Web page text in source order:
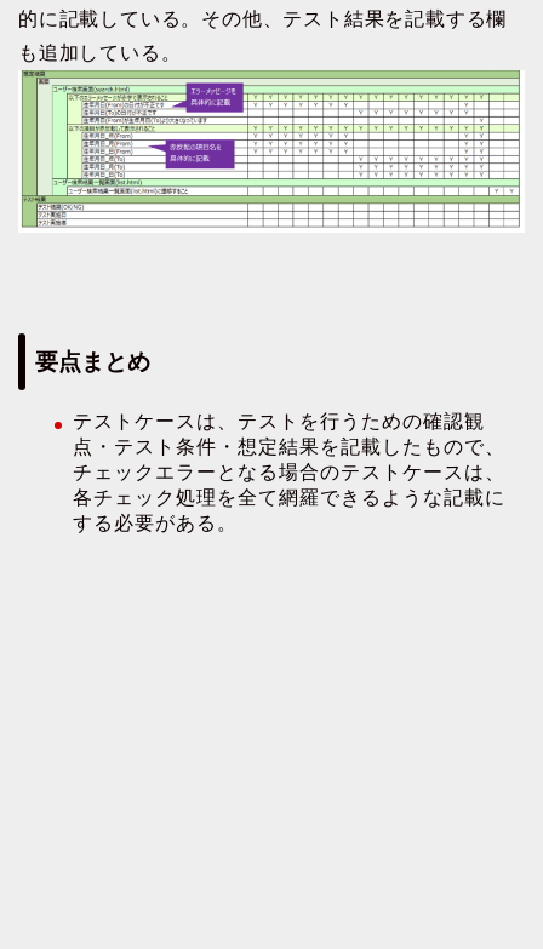
的に記載している。その他、テスト結果を記載する欄
も追加している。
要点まとめ
テストケースは、テストを行うための確認観
点・テスト条件・想定結果を記載したもので、
チェックエラーとなる場合のテストケースは、
各チェック処理を全て網羅できるような記載に
する必要がある。